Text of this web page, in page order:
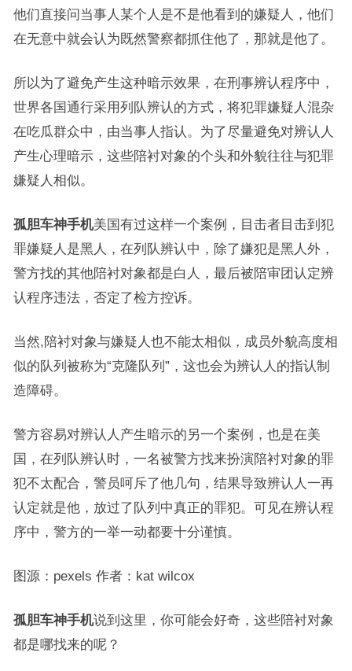
他们直接问当事人某个人是不是他看到的嫌疑人，他们
在无意中就会认为既然警察都抓住他了，那就是他了。
所以为了避免产生这种暗示效果，在刑事辨认程序中，
世界各国通行采用列队辨认的方式，将犯罪嫌疑人混杂
在吃瓜群众中，由当事人指认。为了尽量避免对辨认人
产生心理暗示，这些陪衬对象的个头和外貌往往与犯罪
嫌疑人相似。
孤胆车神手机美国有过这样一个案例，目击者目击到犯
罪嫌疑人是黑人，在列队辨认中，除了嫌犯是黑人外，
警方找的其他陪衬对象都是白人，最后被陪审团认定辨
认程序违法，否定了检方控诉。
当然,陪衬对象与嫌疑人也不能太相似，成员外貌高度相
似的队列被称为“克隆队列”，这也会为辨认人的指认制
造障碍。
警方容易对辨认人产生暗示的另一个案例，也是在美
国，在列队辨认时，一名被警方找来扮演陪衬对象的罪
犯不太配合，警员呵斥了他几句，结果导致辨认人一再
认定就是他，放过了队列中真正的罪犯。可见在辨认程
序中，警方的一举一动都要十分谨慎。
图源：pexels 作者：kat wilcox
孤胆车神手机说到这里，你可能会好奇，这些陪衬对象
都是哪找来的呢？